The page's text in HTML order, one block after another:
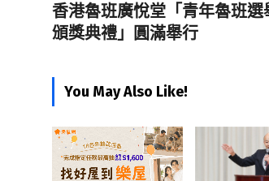
香港魯班廣悅堂「青年魯班選
頒獎典禮」圓滿舉行
You May Also Like!